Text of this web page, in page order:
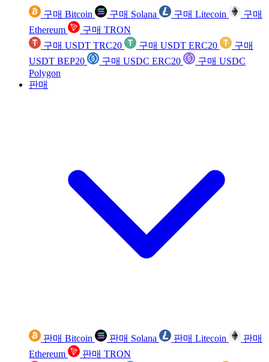
구매 Bitcoin 구매 Solana 구매 Litecoin
구매
Ethereum
구매 TRON
구매 USDT TRC20
구매 USDT ERC20
구매
USDT BEP20
구매 USDC ERC20
구매 USDC
Polygon
판매
판매 Bitcoin 판매 Solana 판매 Litecoin
판매
Ethereum
판매 TRON